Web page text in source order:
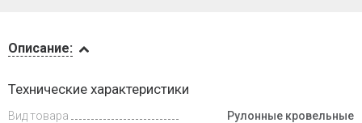
и оплата
Описание:
Технические характеристики
Вид товара
Рулонные кровельные